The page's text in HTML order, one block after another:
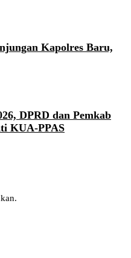
Kapolres Baru,
DPRD dan Pemkab
KUA-PPAS